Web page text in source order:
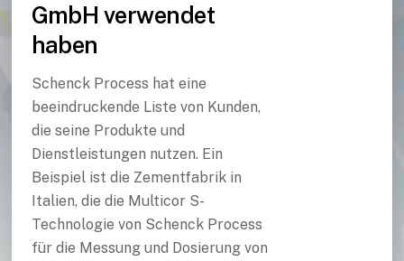
GmbH verwendet
haben
Schenck Process hat eine
beeindruckende Liste von Kunden,
die seine Produkte und
Dienstleistungen nutzen. Ein
Beispiel ist die Zementfabrik in
Italien, die die Multicor S-
Technologie von Schenck Process
für die Messung und Dosierung von